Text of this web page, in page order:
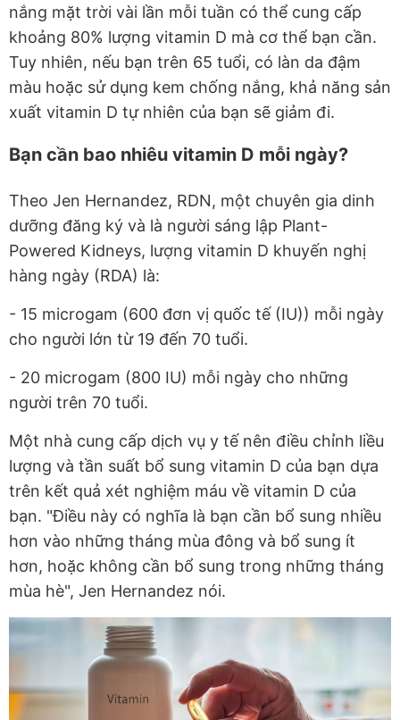
nắng mặt trời vài lần mỗi tuần có thể cung cấp
khoảng 80% lượng vitamin D mà cơ thể bạn cần.
Tuy nhiên, nếu bạn trên 65 tuổi, có làn da đậm
màu hoặc sử dụng kem chống nắng, khả năng sản
xuất vitamin D tự nhiên của bạn sẽ giảm đi.
Bạn cần bao nhiêu vitamin D mỗi ngày?
Theo Jen Hernandez, RDN, một chuyên gia dinh
dưỡng đăng ký và là người sáng lập Plant-
Powered Kidneys, lượng vitamin D khuyến nghị
hàng ngày (RDA) là:
- 15 microgam (600 đơn vị quốc tế (IU)) mỗi ngày
cho người lớn từ 19 đến 70 tuổi.
- 20 microgam (800 IU) mỗi ngày cho những
người trên 70 tuổi.
Một nhà cung cấp dịch vụ y tế nên điều chỉnh liều
lượng và tần suất bổ sung vitamin D của bạn dựa
trên kết quả xét nghiệm máu về vitamin D của
bạn. "Điều này có nghĩa là bạn cần bổ sung nhiều
hơn vào những tháng mùa đông và bổ sung ít
hơn, hoặc không cần bổ sung trong những tháng
mùa hè", Jen Hernandez nói.